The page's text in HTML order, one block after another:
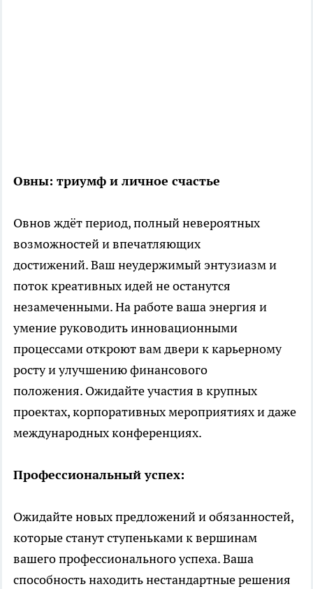
Овны: триумф и личное счастье
Овнов ждёт период, полный невероятных
возможностей и впечатляющих
достижений. Ваш неудержимый энтузиазм и
поток креативных идей не останутся
незамеченными. На работе ваша энергия и
умение руководить инновационными
процессами откроют вам двери к карьерному
росту и улучшению финансового
положения. Ожидайте участия в крупных
проектах, корпоративных мероприятиях и даже
международных конференциях.
Профессиональный успех:
Ожидайте новых предложений и обязанностей,
которые станут ступеньками к вершинам
вашего профессионального успеха. Ваша
способность находить нестандартные решения